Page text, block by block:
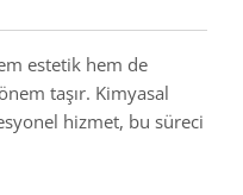
estetik hem de
taşır. Kimyasal
hizmet, bu süreci